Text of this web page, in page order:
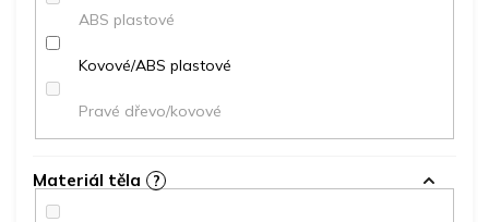
ABS plastové
Kovové/ABS plastové
Pravé dřevo/kovové
Materiál těla ?